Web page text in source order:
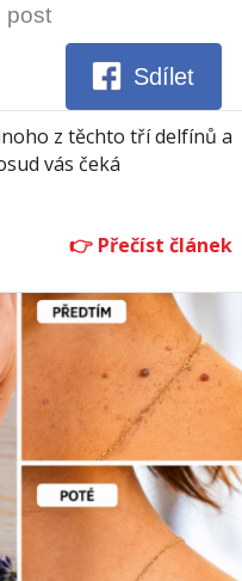
post
Sdílet
z těchto tří delfínů a
vás čeká